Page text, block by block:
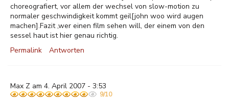
choreografiert, vor allem der wechsel von slow-motion zu
normaler geschwindigkeit kommt geil[john woo wird augen
machen].Fazit ,wer einen film sehen will, der einem von den
sessel haut ist hier genau richtig.
Permalink
Antworten
Max Z am 4. April 2007 - 3:53
9/10